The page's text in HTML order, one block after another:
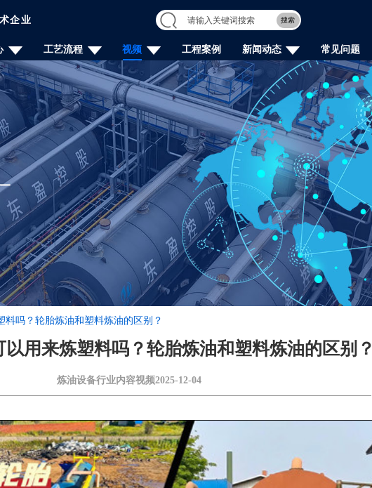
企业 搜索
工艺流程 视频 工程案例 新闻动态 常见问题
料吗？轮胎炼油和塑料炼油的区别？
用来炼塑料吗？轮胎炼油和塑料炼油的区别？
炼油设备行业内容视频2025-12-04